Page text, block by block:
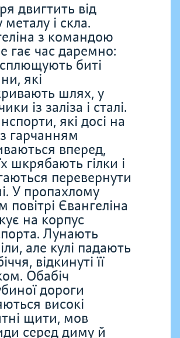
двигтить від
металу і скла.
з командою
гає час даремно:
биті
які
шлях, у
із заліза і сталі.
які досі на
гарчанням
вперед,
шкрябають гілки і
перевернути
У пропахлому
Євангеліна
на корпус
Лунають
але кулі падають
відкинуті її
Обабіч
дороги
високі
щити, мов
серед диму й